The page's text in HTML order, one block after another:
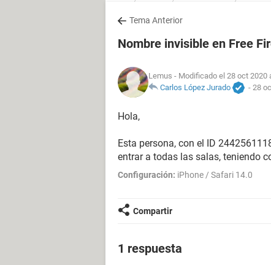
Tema Anterior
Nombre invisible en Free
Lemus - Modificado el 28 oct 2020
Carlos López Jurado
- 28
Hola,
Esta persona, con el ID
entrar a todas las salas, teniendo
Configuración: iPhone / Safari 14.0
Compartir
1 respuesta